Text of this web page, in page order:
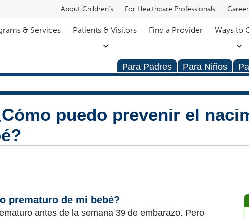
About Children's For Healthcare Professionals
& Services Patients & Visitors Find a Provider Ways to
Para Padres Para Niños
puedo prevenir el
prematuro de mi bebé?
antes de la semana 39 de embarazo. Pero